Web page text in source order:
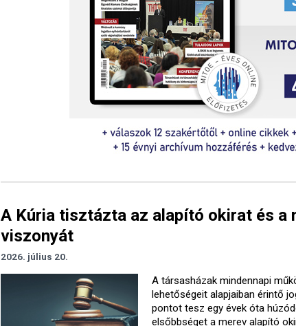
A Kúria tisztázta az alapító okirat és a
viszonyát
2026. július 20.
A társasházak mindennapi
lehetőségeit alapjaiban érintő
pontot tesz egy évek óta
elsőbbséget a merev alapító